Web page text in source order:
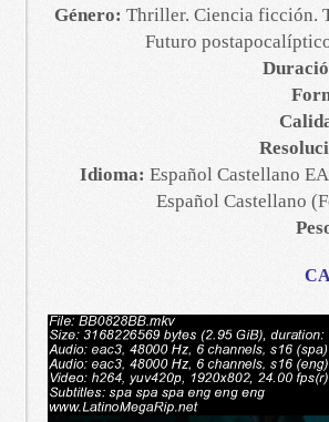
Género: Thriller. Ciencia ficción.
Futuro
Idioma: Español Castellano
Español Castellano